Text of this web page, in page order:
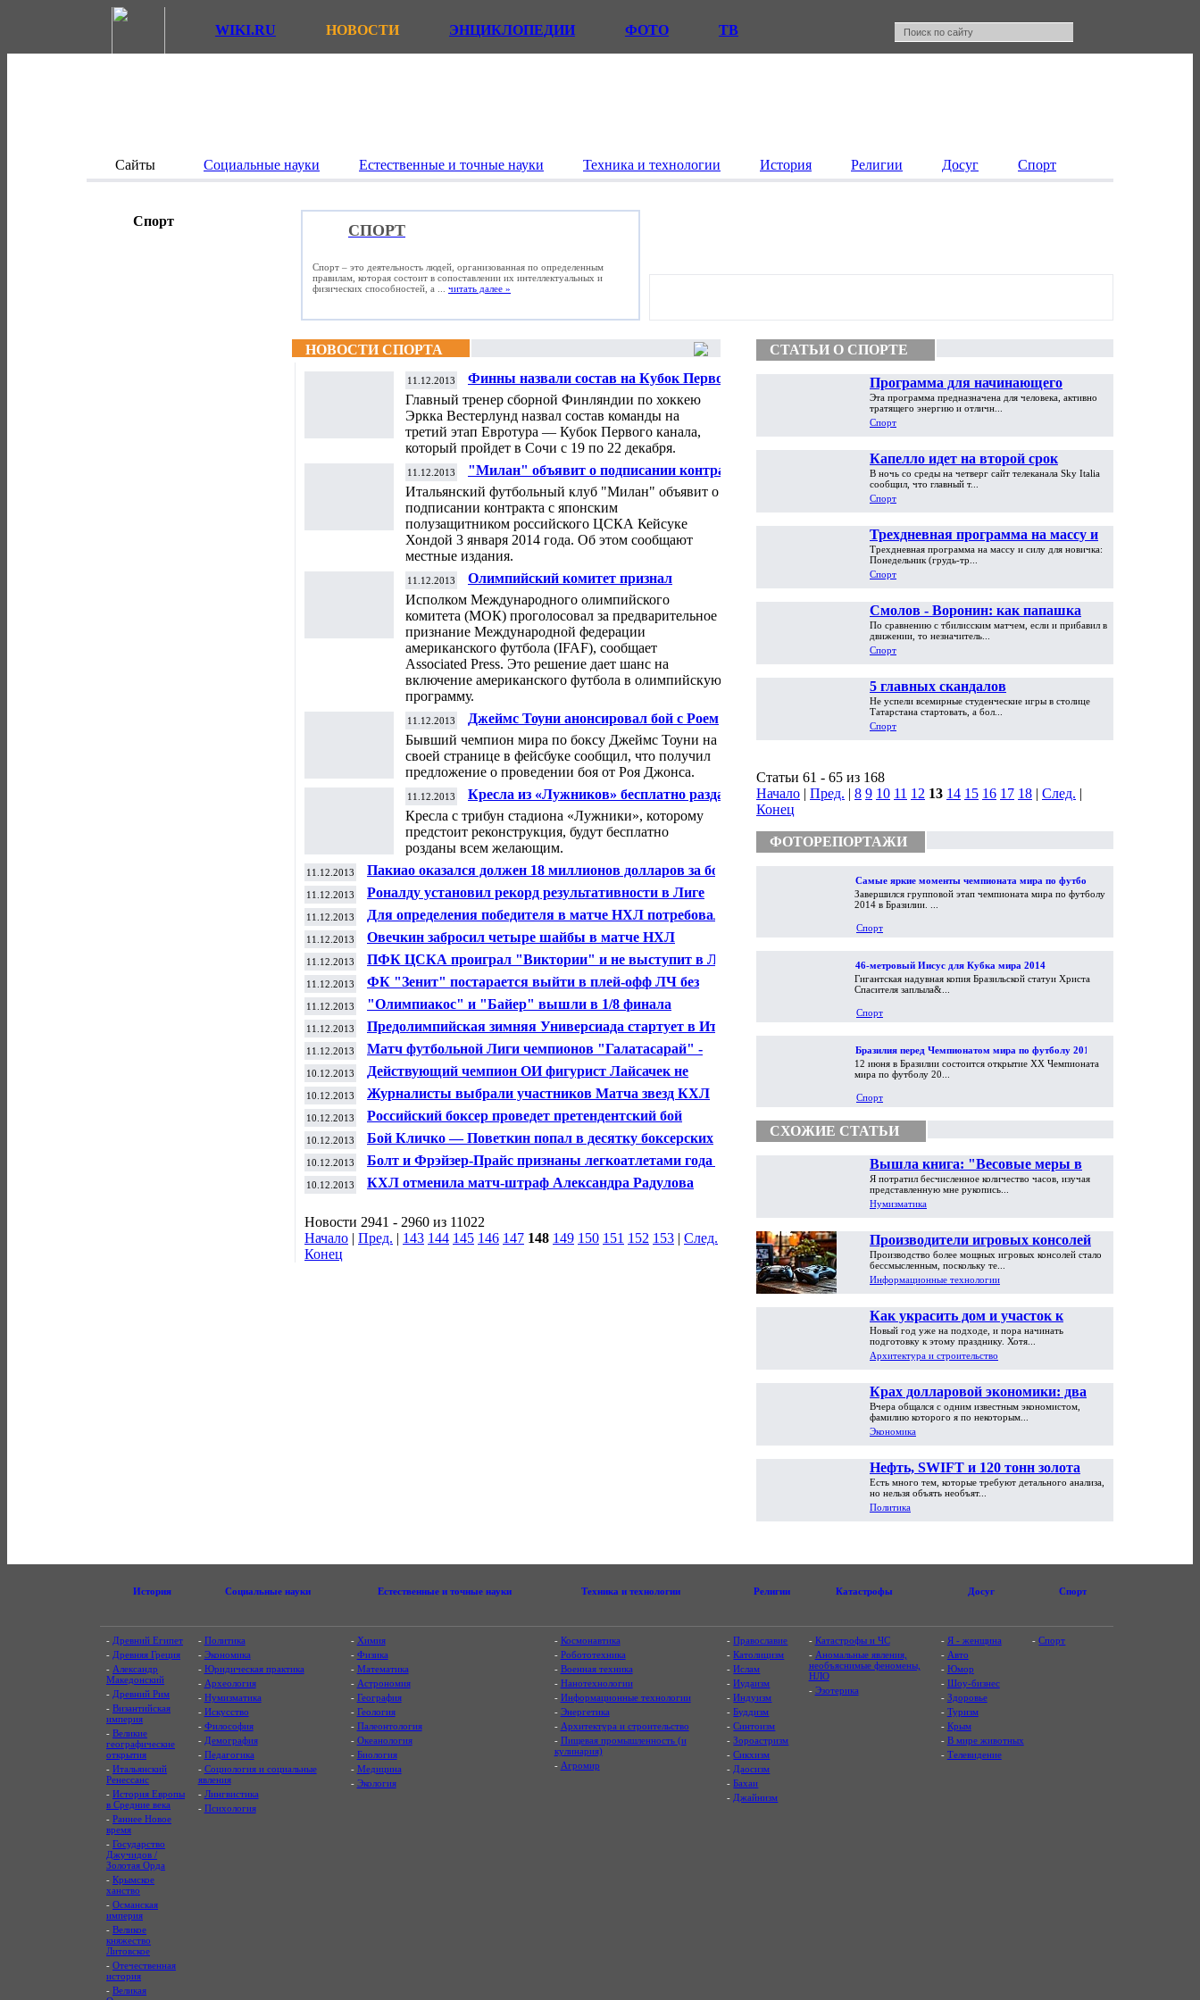
WIKI.RU НОВОСТИ ЭНЦИКЛОПЕДИИ ФОТО ТВ
Сайты Социальные науки Естественные и точные науки Техника и технологии История Религии Досуг Спорт
Спорт
СПОРТ
Спорт – это деятельность людей, организованная по определенным
правилам, которая состоит в сопоставлении их интеллектуальных и
физических способностей, а ... читать далее »
НОВОСТИ СПОРТА
11.12.2013
Финны назвали состав на Кубок Первого
канала по хоккею
Главный тренер сборной Финляндии по хоккею
Эркка Вестерлунд назвал состав команды на
третий этап Евротура — Кубок Первого канала,
который пройдет в Сочи с 19 по 22 декабря.
11.12.2013
"Милан" объявит о подписании контракта
с футболистом ЦСКА Кейсуке Хондой 3
января
Итальянский футбольный клуб "Милан" объявит о
подписании контракта с японским
полузащитником российского ЦСКА Кейсуке
Хондой 3 января 2014 года. Об этом сообщают
местные издания.
11.12.2013
Олимпийский комитет признал
американский футбол
Исполком Международного олимпийского
комитета (МОК) проголосовал за предварительное
признание Международной федерации
американского футбола (IFAF), сообщает
Associated Press. Это решение дает шанс на
включение американского футбола в олимпийскую
программу.
11.12.2013
Джеймс Тоуни анонсировал бой с Роем
Бывший чемпион мира по боксу Джеймс Тоуни на
своей странице в фейсбуке сообщил, что получил
предложение о проведении боя от Роя Джонса.
11.12.2013
Кресла из «Лужников» бесплатно раздадут
болельщикам
Кресла с трибун стадиона «Лужники», которому
предстоит реконструкция, будут бесплатно
розданы всем желающим.
11.12.2013
Пакиао оказался должен 18 миллионов долларов за бои в
США
11.12.2013
Роналду установил рекорд результативности в Лиге
чемпионов
11.12.2013
Для определения победителя в матче НХЛ потребовалось
20 буллитов
11.12.2013 Овечкин забросил четыре шайбы в матче НХЛ
11.12.2013
ПФК ЦСКА проиграл "Виктории" и не выступит в Лиге
Европы
11.12.2013
ФК "Зенит" постарается выйти в плей-офф ЛЧ без
помощи "Атлетико"
11.12.2013
"Олимпиакос" и "Байер" вышли в 1/8 финала
футбольной Лиги чемпионов
11.12.2013 Предолимпийская зимняя Универсиада стартует в Италии
11.12.2013
Матч футбольной Лиги чемпионов "Галатасарай" -
"Ювентус" будет доигран в среду
10.12.2013
Действующий чемпион ОИ фигурист Лайсачек не
выступит на Играх в Сочи
10.12.2013 Журналисты выбрали участников Матча звезд КХЛ
10.12.2013 Российский боксер проведет претендентский бой
10.12.2013
Бой Кличко — Поветкин попал в десятку боксерских
разочарований года
10.12.2013
Болт и Фрэйзер-Прайс признаны легкоатлетами года на
Ямайке
10.12.2013 КХЛ отменила матч-штраф Александра Радулова
Новости 2941 - 2960 из 11022
Начало | Пред. | 143 144 145 146 147 148 149 150 151 152 153 | След.
Конец
СТАТЬИ О СПОРТЕ
Программа для начинающего
пикапера
Эта программа предназначена для человека, активно
тратящего энергию и отличн...
Спорт
Капелло идет на второй срок
В ночь со среды на четверг сайт телеканала Sky Italia
сообщил, что главный т...
Спорт
Трехдневная программа на массу и
силу для новичка
Трехдневная программа на массу и силу для новичка:
Понедельник (грудь-тр...
Спорт
Смолов - Воронин: как папашка
сынка перебегал
По сравнению с тбилисским матчем, если и прибавил в
движении, то незначитель...
Спорт
5 главных скандалов
Универсиады-2013 в Казани
Не успели всемирные студенческие игры в столице
Татарстана стартовать, а бол...
Спорт
Статьи 61 - 65 из 168
Начало | Пред. | 8 9 10 11 12 13 14 15 16 17 18 | След. |
Конец
ФОТОРЕПОРТАЖИ
Самые яркие моменты чемпионата мира по футболу
2014
Завершился групповой этап чемпионата мира по футболу
2014 в Бразилии. ...
Спорт
46-метровый Иисус для Кубка мира 2014
Гигантская надувная копия Бразильской статуи Христа
Спасителя заплыла&...
Спорт
Бразилия перед Чемпионатом мира по футболу 2014
12 июня в Бразилии состоится открытие XX Чемпионата
мира по футболу 20...
Спорт
СХОЖИЕ СТАТЬИ
Вышла книга: "Весовые меры в
торговой практике Античности и
Средневековья"
Я потратил бесчисленное количество часов, изучая
представленную мне рукопись...
Нумизматика
Производители игровых консолей
достигли предела возможностей
Производство более мощных игровых консолей стало
бессмысленным, поскольку те...
Информационные технологии
Как украсить дом и участок к
Новому году
Новый год уже на подходе, и пора начинать
подготовку к этому празднику. Хотя...
Архитектура и строительство
Крах долларовой экономики: два
пути обрушения
Вчера общался с одним известным экономистом,
фамилию которого я по некоторым...
Экономика
Нефть, SWIFT и 120 тонн золота
Есть много тем, которые требуют детального анализа,
но нельзя объять необъят...
Политика
История Социальные науки Естественные и точные науки Техника и технологии Религии Катастрофы Досуг Спорт
- Древний Египет
- Древняя Греция
- Александр
Македонский
- Древний Рим
- Византийская
империя
- Великие
географические
открытия
- Итальянский
Ренессанс
- История Европы
в Средние века
- Раннее Новое
время
- Государство
Джучидов /
Золотая Орда
- Крымское
ханство
- Османская
империя
- Великое
княжество
Литовское
- Отечественная
история
- Великая
- Политика
- Экономика
- Юридическая практика
- Археология
- Нумизматика
- Искусство
- Философия
- Демография
- Педагогика
- Социология и социальные
явления
- Лингвистика
- Психология
- Химия
- Физика
- Математика
- Астрономия
- География
- Геология
- Палеонтология
- Океанология
- Биология
- Медицина
- Экология
- Космонавтика
- Робототехника
- Военная техника
- Нанотехнологии
- Информационные технологии
- Энергетика
- Архитектура и строительство
- Пищевая промышленность (и
кулинария)
- Агромир
-Православие
-Католицизм
-Ислам
-Иудаизм
-Индуизм
-Буддизм
-Синтоизм
-Зороастризм
-Сикхизм
- Даосизм
-Бахаи
- Джайнизм
- Катастрофы и ЧС
- Аномальные явления,
необъяснимые феномены,
НЛО
- Эзотерика
- Я - женщина
- Авто
- Юмор
- Шоу-бизнес
- Здоровье
- Туризм
- Крым
- В мире животных
- Телевидение
-Спорт